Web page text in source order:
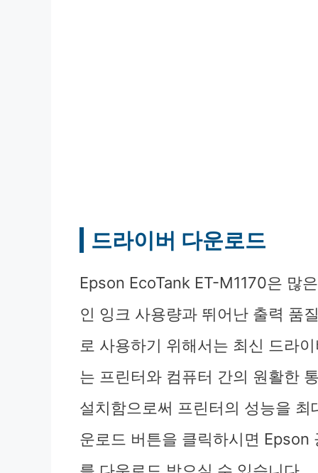
드라이버 다운로드
Epson EcoTank ET-M1170은 많
인 잉크 사용량과 뛰어난 출력 품
로 사용하기 위해서는 최신 드라
는 프린터와 컴퓨터 간의 원활한
설치함으로써 프린터의 성능을
운로드 버튼을 클릭하시면 Epson